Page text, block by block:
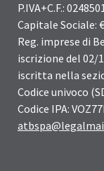
P.IVA+C.F.:
Capitale Sociale:
Reg. imprese di
iscrizione del 02/
iscritta nella
Codice univoco
Codice IPA: